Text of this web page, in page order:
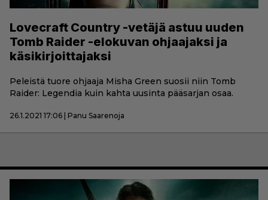
Lovecraft Country -vetäjä astuu uuden
Tomb Raider -elokuvan ohjaajaksi ja
käsikirjoittajaksi
Peleistä tuore ohjaaja Misha Green suosii niin Tomb
Raider: Legendia kuin kahta uusinta pääsarjan osaa.
26.1.2021 17:06 | Panu Saarenoja